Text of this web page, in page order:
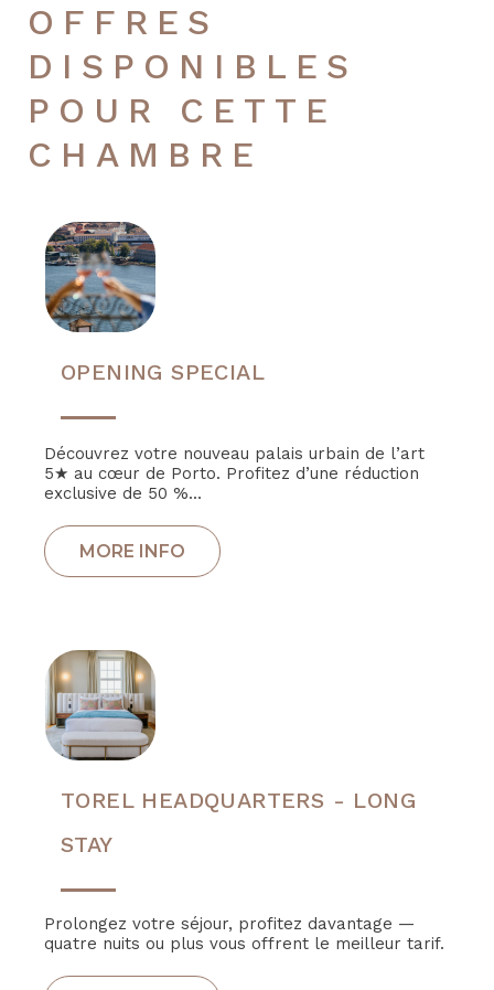
OFFRES
DISPONIBLES
POUR CETTE
CHAMBRE
OPENING SPECIAL
Découvrez votre nouveau palais urbain de l’art
5★ au cœur de Porto. Profitez d’une réduction
exclusive de 50 %...
TOREL HEADQUARTERS - LONG
STAY
Prolongez votre séjour, profitez davantage —
quatre nuits ou plus vous offrent le meilleur tarif.